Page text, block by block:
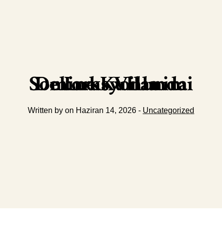
Luks Villa Dekorasyonunda Somine Kullanimi
Written by on Haziran 14, 2026 - Uncategorized